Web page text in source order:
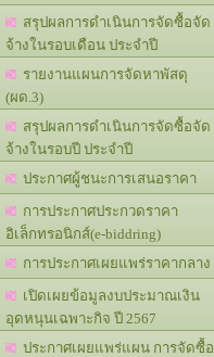
สรุปผลการดำเนินการจัดซื้อจัด
จ้างในรอบเดือน ประจำปี
รายงานแผนการจัดหาพัสดุ
(ผด.3)
สรุปผลการดำเนินการจัดซื้อจัด
จ้างในรอบปี ประจำปี
ประกาศผู้ชนะการเสนอราคา
การประกาศประกวดราคา
อิเล็กทรอนิกส์(e-biddring)
การประกาศเผยแพร่ราคากลาง
เปิดเผยข้อมูลงบประมาณเงิน
อุดหนุนเฉพาะกิจ ปี 2567
ประกาศเผยแพร่แผน การจัดซื้อ